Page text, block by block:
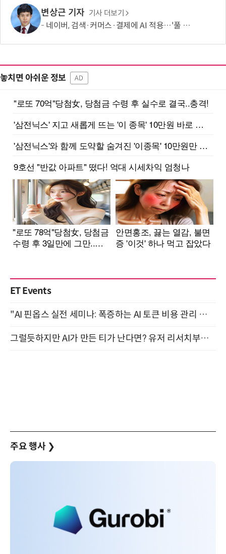
변상근 기자 기사 더보기
네이버, 검색·커머스·결제에 AI 적용…'풀 퍼널' 수익화 강화
놓치면 아쉬운 정보 AD
ET Events
"AI 핀옵스 실전 세미나: 폭증하는 AI 토큰 비용 관리 전략" 8월 21일 개최
그럴듯하지만 AI가 만든 티가 난다면? 유저 리서치부터 배포까지! (9/15)
주요 행사 ❯